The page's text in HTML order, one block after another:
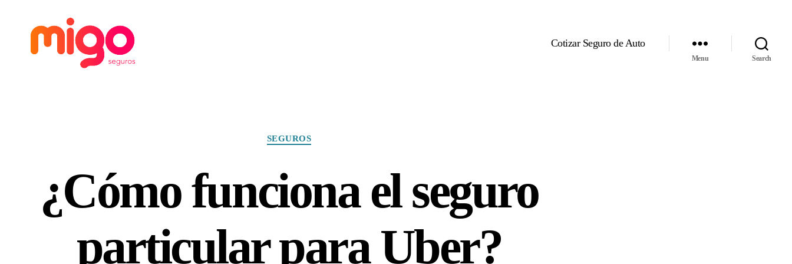
Cotizar Seguro de Auto
Menu Search
Categories
SEGUROS
¿Cómo funciona el seguro
particular para Uber?